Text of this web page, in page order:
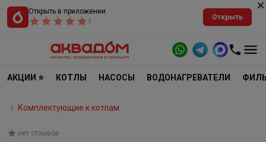
Открыть в приложении
1
Открыть
АКЦИИ ⭐ КОТЛЫ НАСОСЫ ВОДОНАГРЕВАТЕЛИ
Комплектующие к котлам
нет отзывов